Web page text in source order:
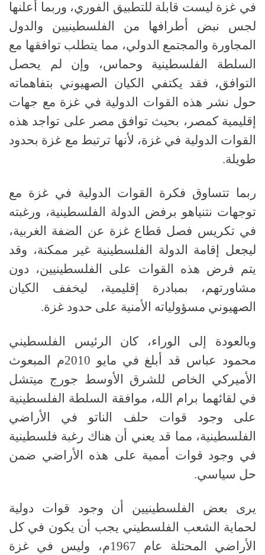
في غزة ليست قابلة للتطبيق الفوري، وربما أعلنها
لجس نبض أطرافها من الفلسطينيين والدول
المجاورة والمجتمع الدولي، مما يتطلب توافقها مع
السلطة الفلسطينية وحماس، وإن لم يحصل
التوافق، فقد يكتفي الكيان الصهيوني بتفاهماته
حول نشر هذه القوات الدولية في غزة مع جهات
إقليمية كمصر، بحيث توافق مصر على تواجد هذه
القوات الدولية في غزة، لأنها ترتبط مع غزة بحدود
طويلة.
ربما تتساوق فكرة القوات الدولية في غزة مع
توجهات نتنياهو برفض الدولة الفلسطينية، ورغبته
في تكريس فصل قطاع غزة عن الضفة الغربية،
ليجعل إقامة الدولة الفلسطينية غير ممكنة، وقد
يتم فرض هذه القوات على الفلسطينيين، دون
مشاورتهم، بمبادرة إقليمية، ليخفف الكيان
الصهيوني مسؤولياته الأمنية على حدود غزة.
وبالعودة إلى الوراء، كان الرئيس الفلسطيني
محمود عباس قد أبلغ في مايو 2010م المبعوث
الأميركي الخاص للشرق الأوسط جورج ميتشل
في لقائهما برام الله، موافقة السلطة الفلسطينية
على وجود قوات حلف الناتو في الأراضي
الفلسطينية، مما قد يعني أن هناك رغبة فلسطينية
في وجود قوات أممية على هذه الأراضي ضمن
حل سياسي.
يرى بعض الفلسطينيين أن وجود قوات دولية
لحماية الشعب الفلسطيني يجب أن يكون في كل
الأراضي المحتلة عام 1967م، وليس في غزة